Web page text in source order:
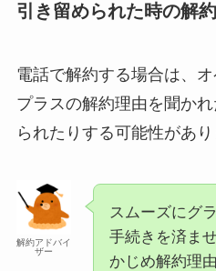
引き留められた時の解
電話で解約する場合は、
プラスの解約理由を聞か
られたりする可能性があり
解約アドバイ
ザー
スムーズにグ
手続きを済ま
かじめ解約理